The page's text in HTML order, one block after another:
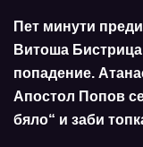
Пет минути
Витоша
попадение.
Апостол Попов
бяло“ и заби